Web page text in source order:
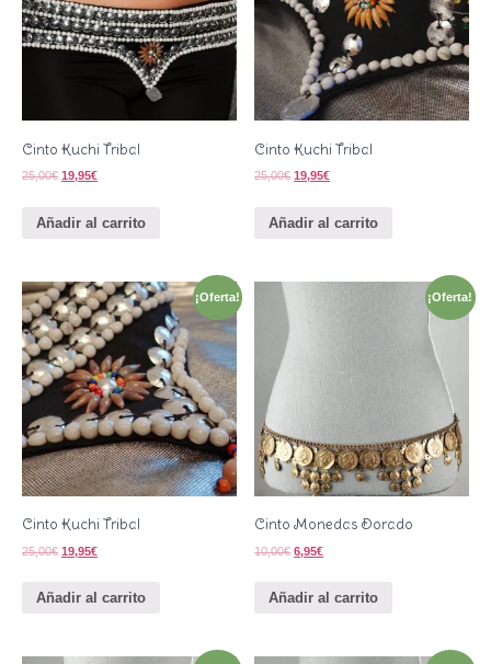
Cinto Kuchi Tribal
25,00€ 19,95€
Añadir al carrito
Cinto Kuchi Tribal
25,00€ 19,95€
Añadir al carrito
¡Oferta!
Cinto Kuchi Tribal
25,00€ 19,95€
Añadir al carrito
¡Oferta!
Cinto Monedas Dorado
10,00€ 6,95€
Añadir al carrito